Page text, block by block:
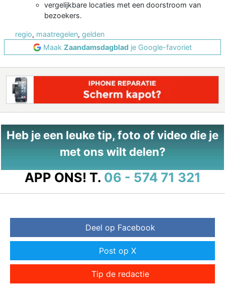
vergelijkbare locaties met een doorstroom van
bezoekers.
regio, maatregelen, gelden
Maak Zaandamsdagblad je Google-favoriet
Heb je een leuke tip, foto of video die je
met ons wilt delen?
APP ONS! T. 06 - 574 71 321
Deel op Facebook
Post op X
Tip de redactie